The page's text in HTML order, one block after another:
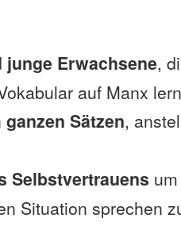
junge Erwachsene,
auf Manx
ganzen Sätzen,
Selbstvertrauens
Situation sprechen